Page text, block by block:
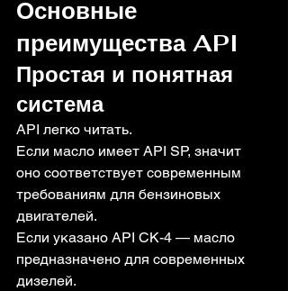
Основные
преимущества API
Простая и понятная
система
API легко читать.
Если масло имеет API SP, значит
оно соответствует современным
требованиям для бензиновых
двигателей.
Если указано API CK-4 — масло
предназначено для современных
дизелей.